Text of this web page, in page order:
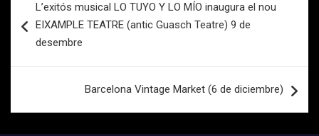
de
entradas
L’exitós musical LO TUYO Y LO MÍO inaugura el nou
EIXAMPLE TEATRE (antic Guasch Teatre) 9 de
desembre
Barcelona Vintage Market (6 de diciembre)